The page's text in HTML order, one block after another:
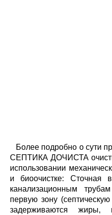
Более подробно о сути
СЕПТИКА ДОЧИСТА
использовании
и биоочистке:
канализационным
первую зону (септическую
задерживаются жиры,